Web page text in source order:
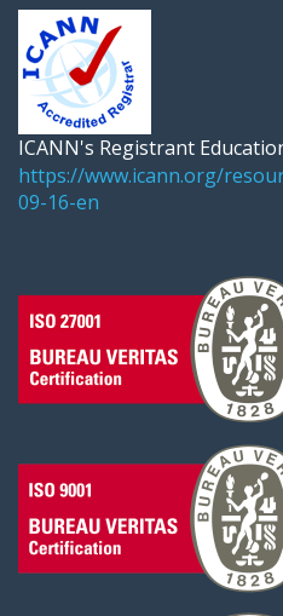
ICANN's Registrant
https://www.icann.org/
09-16-en